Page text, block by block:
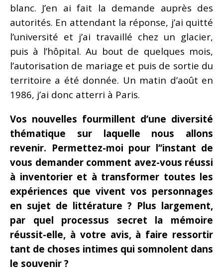
blanc. J’en ai fait la demande auprès des
autorités. En attendant la réponse, j’ai quitté
l’université et j’ai travaillé chez un glacier,
puis à l’hôpital. Au bout de quelques mois,
l’autorisation de mariage et puis de sortie du
territoire a été donnée. Un matin d’août en
1986, j’ai donc atterri à Paris.
Vos nouvelles fourmillent d’une diversité
thématique sur laquelle nous allons
revenir. Permettez-moi pour l’’instant de
vous demander comment avez-vous réussi
à inventorier et à transformer toutes les
expériences que vivent vos personnages
en sujet de littérature ? Plus largement,
par quel processus secret la mémoire
réussit-elle, à votre avis, à faire ressortir
tant de choses intimes qui somnolent dans
le souvenir ?